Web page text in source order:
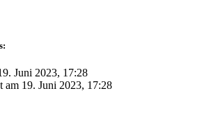
Juni 2023, 17:28
am 19. Juni 2023, 17:28